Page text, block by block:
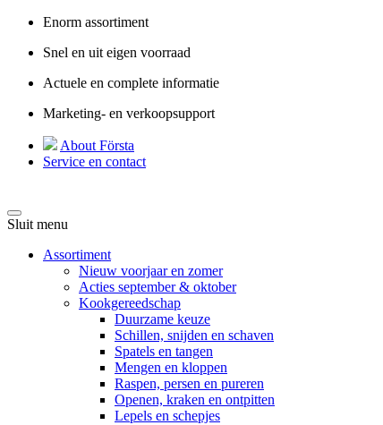
Enorm assortiment
Snel en uit eigen voorraad
Actuele en complete informatie
Marketing- en verkoopsupport
About Första
Service en contact
Sluit menu
Assortiment
Nieuw voorjaar en zomer
Acties september & oktober
Kookgereedschap
Duurzame keuze
Schillen, snijden en schaven
Spatels en tangen
Mengen en kloppen
Raspen, persen en pureren
Openen, kraken en ontpitten
Lepels en schepjes